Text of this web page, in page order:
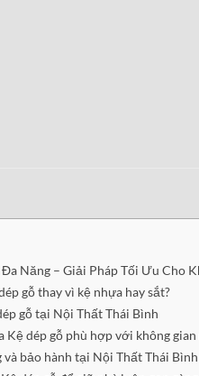
Năng – Giải Pháp Tối Ưu Cho
gỗ thay vì kệ nhựa hay sắt?
gỗ tại Nội Thất Thái Bình
Kệ dép gỗ phù hợp với không gian
và bảo hành tại Nội Thất Thái Bình